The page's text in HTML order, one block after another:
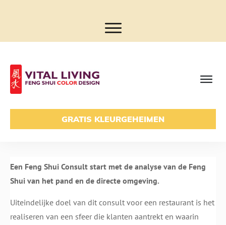
GRATIS KLEURGEHEIMEN
Een Feng Shui Consult start met de analyse van de Feng
Shui van het pand en de directe omgeving.
Uiteindelijke doel van dit consult voor een restaurant is het
realiseren van een sfeer die klanten aantrekt en waarin